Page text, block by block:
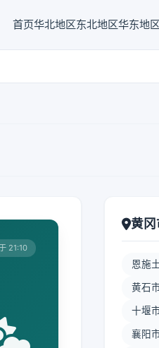
首页华北地区东北地区华东地区
21:10
黄
恩施
黄石
十堰
襄阳